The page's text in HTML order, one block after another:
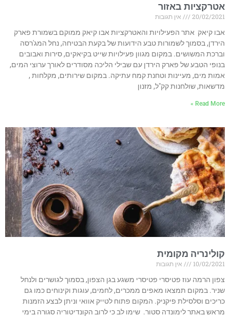
אטרקציות באזור
20/02/2021
אין תגובות
אבו קיאק אתר הפעילויות והאטרקציות אבו קיאק ממוקם בשמורת פארק
הירדן, בסמוך לשמורות טבע הידועות של בקעת הבטיחה, נחל המג'רסה
וברכת המשושים. במקום מגוון פעילויות שייט בקיאקים, סירות ואבובים
בנופי הטבע של פארק הירדן עם שבילי הליכה מסודרים לאורך ערוצי המים,
אמות מים, מעיינות וטחנת קמח עתיקה. במקום שירותים, מקלחות ,
מדשאות, שולחנות קק"ל, מזנון
Read More »
קולינריה מקומית
10/02/2021
אין תגובות
צפון הרמה עוז פטיסרי פטיסרי משגע בגן הצפון, בסמוך לגושרים ולנחל
שניר. במקום תמצאו מאפים ממכרים, לחמים, עוגות וקינוחים כמו גם
כריכים וסלסילת פיקניק. המקום פתוח לטייק אוואי וניתן לבצע הזמנות
מראש באתר לימונדה סטור. שימו לב כי לרוב הקונדיטוריה סגורה בימי